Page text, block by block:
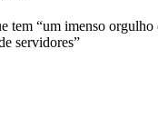
dia
do
tem “um imenso orgulho
servidores”